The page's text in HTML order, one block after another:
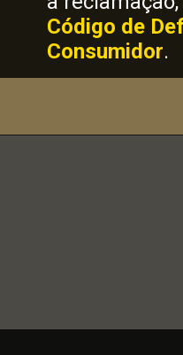
Código de
Consumidor.